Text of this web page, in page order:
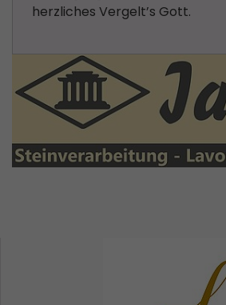
herzliches Vergelt’s Gott.